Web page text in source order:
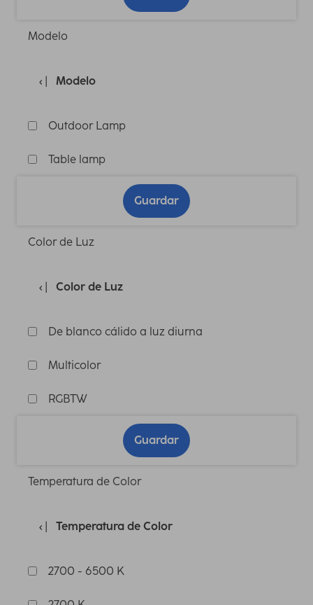
Modelo
Modelo
Outdoor Lamp
Table lamp
Guardar
Color de Luz
Color de Luz
De blanco cálido a luz diurna
Multicolor
RGBTW
Guardar
Temperatura de Color
Temperatura de Color
2700 - 6500 K